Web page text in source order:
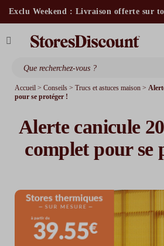
Exclu Weekend : Livraison offerte sur
Accueil >Conseils >Trucs et astuces maison >
pour se protéger !
Alerte canicule
complet pour se